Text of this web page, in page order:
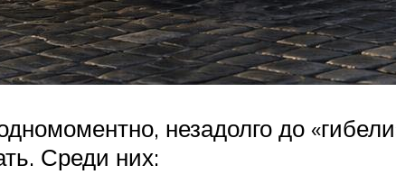
незадолго до
Среди них: